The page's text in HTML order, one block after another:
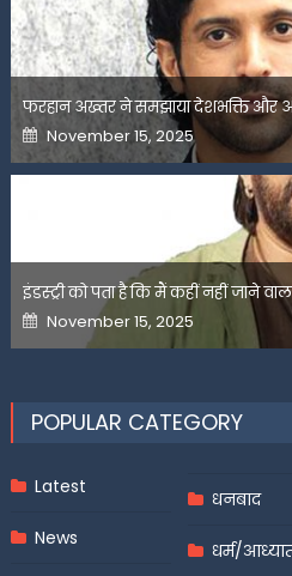
फरहान अख्तर ने समझाया देशभक्ति और
Posted
on
November 15, 2025
इंडस्ट्री को पता है कि मैं कहीं नहीं जाने
Posted
on
November 15, 2025
POPULAR CATEGORY
Latest
News
धनबाद
धर्म/